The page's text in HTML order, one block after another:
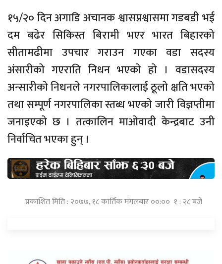
१५/२० दिन अगाडि अचानक श्वासप्रश्वासमा गडबडी भई
दम बढेर सिकिस्त बिरामी भएर भारत बिहारको
सीतामढीमा उपचार गराउन गएका वडा सदस्य
अंसारीको गएराति निधन भएको हो । वडासदस्य
अन्सारीको निधनले नगरपालिकालाई ठूलो क्षति भएको
तथा सम्पूर्ण नगरपालिका स्तब्ध भएको जारी विज्ञप्तीमा
जनाइएको छ । तत्कालिन माओवादी केन्द्रबाट उनी
निर्वाचित भएका हुन् ।
प्रकाशित मिति : २०७७, १८ कार्तिक मंगलबार ००:०० १ : २८ बजे